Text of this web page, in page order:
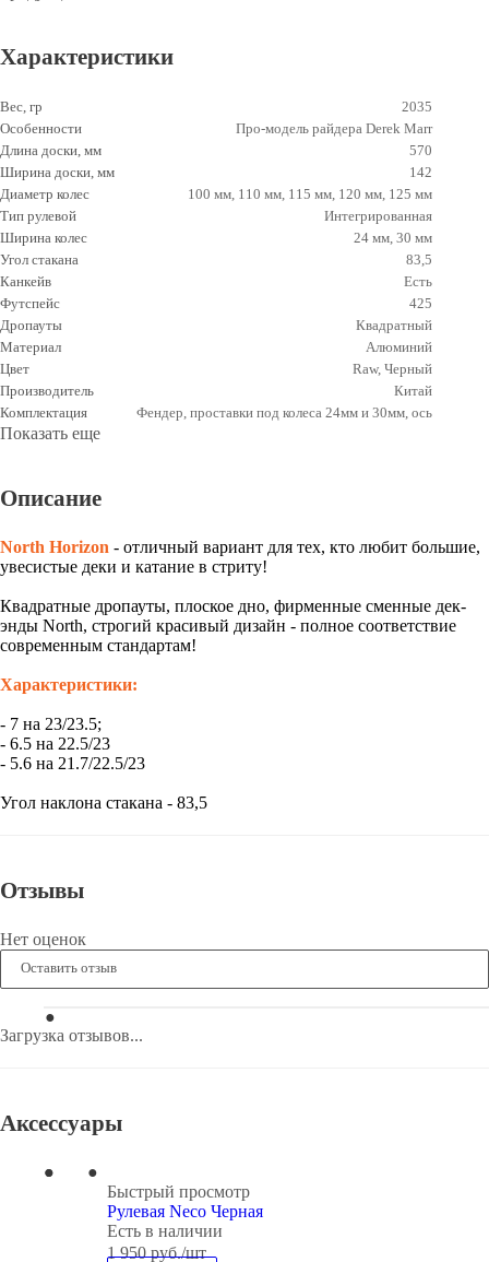
Характеристики
Вес, гр
2035
Особенности
Про-модель райдера Derek Marr
Длина доски, мм
570
Ширина доски, мм
142
Диаметр колес
100 мм, 110 мм, 115 мм, 120 мм, 125 мм
Тип рулевой
Интегрированная
Ширина колес
24 мм, 30 мм
Угол стакана
83,5
Канкейв
Есть
Футспейс
425
Дропауты
Квадратный
Материал
Алюминий
Цвет
Raw, Черный
Производитель
Китай
Комплектация
Фендер, проставки под колеса 24мм и 30мм, ось
Показать еще
Описание
North Horizon - отличный вариант для тех, кто любит большие,
увесистые деки и катание в стриту!
Квадратные дропауты, плоское дно, фирменные сменные дек-
энды North, строгий красивый дизайн - полное соответствие
современным стандартам!
Характеристики:
- 7 на 23/23.5;
- 6.5 на 22.5/23
- 5.6 на 21.7/22.5/23
Угол наклона стакана - 83,5
Отзывы
Нет оценок
Оставить отзыв
Загрузка отзывов...
Аксессуары
Быстрый просмотр
Рулевая Neco Черная
Есть в наличии
1 950руб./шт